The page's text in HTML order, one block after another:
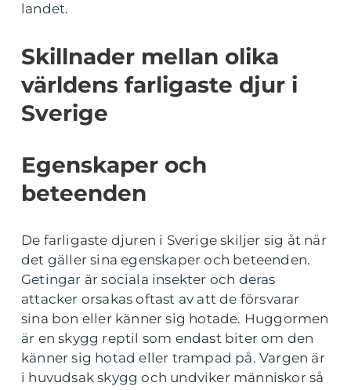
landet.
Skillnader mellan olika
världens farligaste djur i
Sverige
Egenskaper och
beteenden
De farligaste djuren i Sverige skiljer sig åt när
det gäller sina egenskaper och beteenden.
Getingar är sociala insekter och deras
attacker orsakas oftast av att de försvarar
sina bon eller känner sig hotade. Huggormen
är en skygg reptil som endast biter om den
känner sig hotad eller trampad på. Vargen är
i huvudsak skygg och undviker människor så